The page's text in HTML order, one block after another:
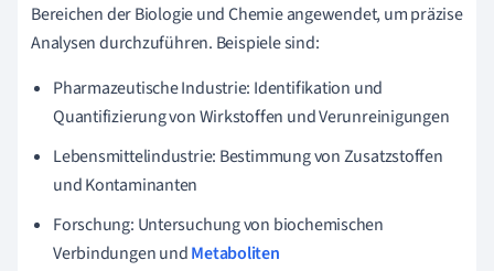
Bereichen der Biologie und Chemie angewendet, um präzise
Analysen durchzuführen. Beispiele sind:
Pharmazeutische Industrie: Identifikation und
Quantifizierung von Wirkstoffen und Verunreinigungen
Lebensmittelindustrie: Bestimmung von Zusatzstoffen
und Kontaminanten
Forschung: Untersuchung von biochemischen
Verbindungen undMetaboliten